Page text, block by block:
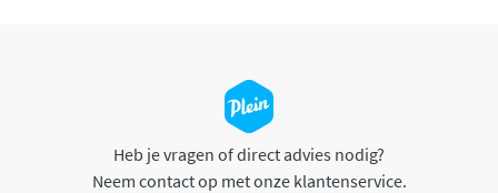
Heb je vragen of direct advies nodig?
Neem contact op met onze klantenservice.